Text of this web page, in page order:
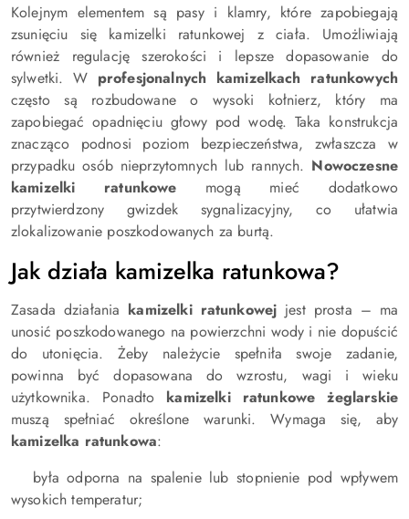
Kolejnym elementem są pasy i klamry, które zapobiegają
zsunięciu się kamizelki ratunkowej z ciała. Umożliwiają
również regulację szerokości i lepsze dopasowanie do
sylwetki. W profesjonalnych kamizelkach ratunkowych
często są rozbudowane o wysoki kołnierz, który ma
zapobiegać opadnięciu głowy pod wodę. Taka konstrukcja
znacząco podnosi poziom bezpieczeństwa, zwłaszcza w
przypadku osób nieprzytomnych lub rannych. Nowoczesne
kamizelki ratunkowe mogą mieć dodatkowo
przytwierdzony gwizdek sygnalizacyjny, co ułatwia
zlokalizowanie poszkodowanych za burtą.
Jak działa kamizelka ratunkowa?
Zasada działania kamizelki ratunkowej jest prosta – ma
unosić poszkodowanego na powierzchni wody i nie dopuścić
do utonięcia. Żeby należycie spełniła swoje zadanie,
powinna być dopasowana do wzrostu, wagi i wieku
użytkownika. Ponadto kamizelki ratunkowe żeglarskie
muszą spełniać określone warunki. Wymaga się, aby
kamizelka ratunkowa:
była odporna na spalenie lub stopnienie pod wpływem
wysokich temperatur;